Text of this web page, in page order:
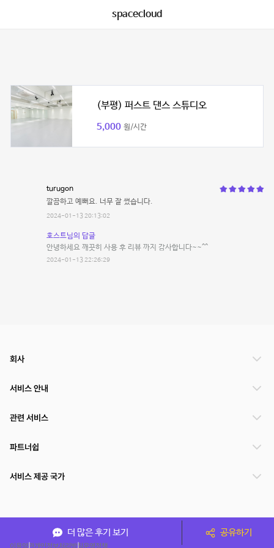
spacecloud
(부평) 퍼스트 댄스 스튜디오
5,000 원/시간
turugon
깔끔하고 예뻐요. 너무 잘 썼습니다.
2024-01-13 20:13:02
호스트님의 답글
안녕하세요 깨끗히 사용 후 리뷰 까지 감사합니다~~^^
2024-01-13 22:26:29
더 많은 후기 보기 공유하기
회사
서비스 안내
관련 서비스
파트너쉽
서비스 제공 국가
이용약관개인정보처리방침운영정책